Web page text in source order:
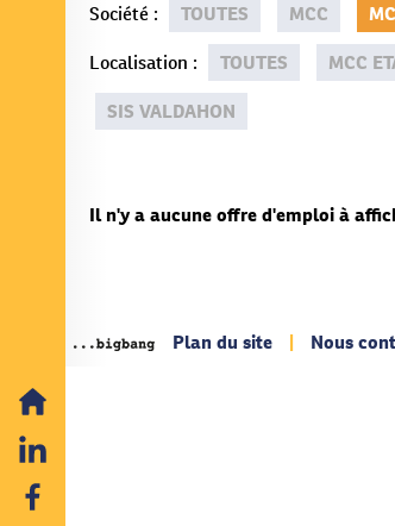
Société : TOUTES MCC
Localisation : TOUTES MCC
SIS VALDAHON
Il n'y a aucune offre d'emploi à
Plan du site | Nous